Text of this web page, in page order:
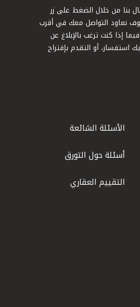
بنا من خلال الضغط على زر
نعاود التواصل معك في أقرب
إذا كنت ترغب بالإبلاغ عن
استفسار، أو التقدم بإقتراح
الأسئلة الشائعة
أسئلة حول التورق
التقييم العقاري